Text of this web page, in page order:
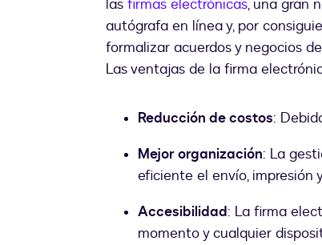
las firmas electrónicas, una gran
autógrafa en línea y, por
formalizar acuerdos y negocios
Las ventajas de la firma
Reducción de costos:
Mejor organización: La
eficiente el envío, impresión
Accesibilidad: La firma
momento y cualquier